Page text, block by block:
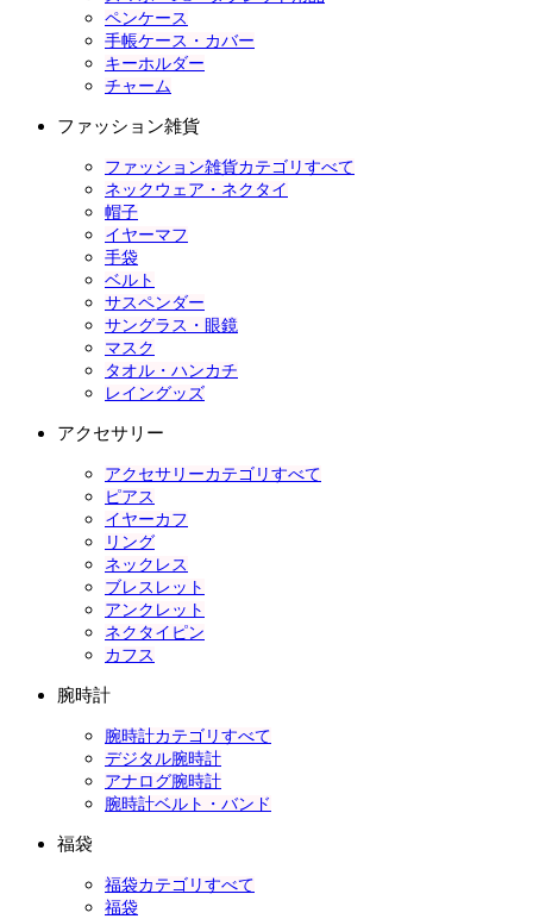
ペンケース
手帳ケース・カバー
キーホルダー
チャーム
ファッション雑貨
ファッション雑貨カテゴリすべて
ネックウェア・ネクタイ
帽子
イヤーマフ
手袋
ベルト
サスペンダー
サングラス・眼鏡
マスク
タオル・ハンカチ
レイングッズ
アクセサリー
アクセサリーカテゴリすべて
ピアス
イヤーカフ
リング
ネックレス
ブレスレット
アンクレット
ネクタイピン
カフス
腕時計
腕時計カテゴリすべて
デジタル腕時計
アナログ腕時計
腕時計ベルト・バンド
福袋
福袋カテゴリすべて
福袋